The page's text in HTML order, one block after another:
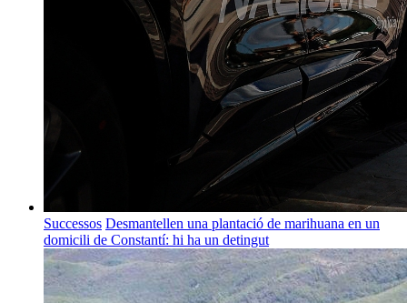
Successos Desmantellen una plantació de marihuana en un
domicili de Constantí: hi ha un detingut